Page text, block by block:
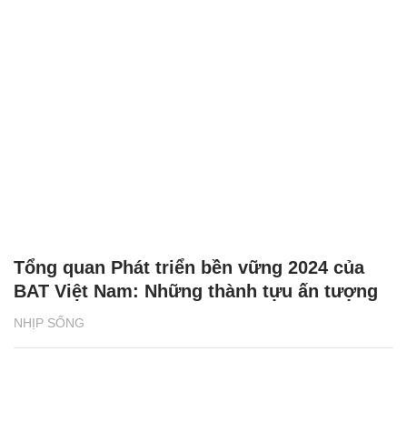
NHỊP SỐNG
Tổng quan Phát triển bền vững 2024 của
BAT Việt Nam: Những thành tựu ấn tượng